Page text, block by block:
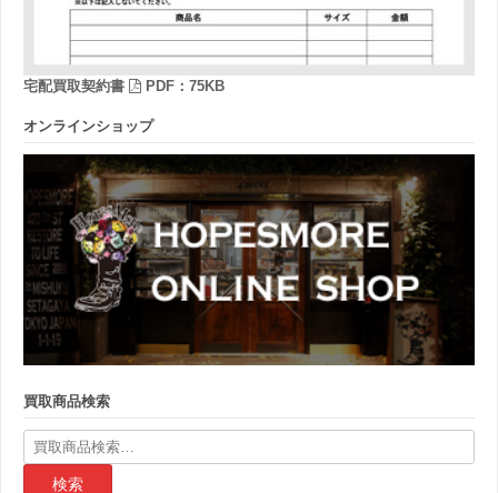
宅配買取契約書 PDF：75KB
オンラインショップ
買取商品検索
検
索